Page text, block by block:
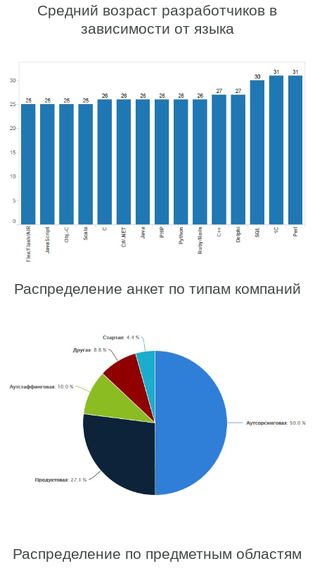
Средний возраст разработчиков в
зависимости от языка
Распределение анкет по типам компаний
Распределение по предметным областям